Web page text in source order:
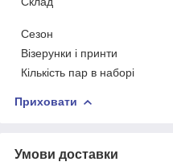
Сезон
Візерунки і принти
Кількість пар в наборі
Приховати
Умови доставки